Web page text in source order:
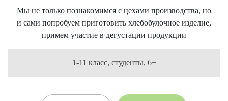
Мы не только познакомимся с цехами производства, но
и сами попробуем приготовить хлебобулочное изделие,
примем участие в дегустации продукции
1-11 класс, студенты, 6+